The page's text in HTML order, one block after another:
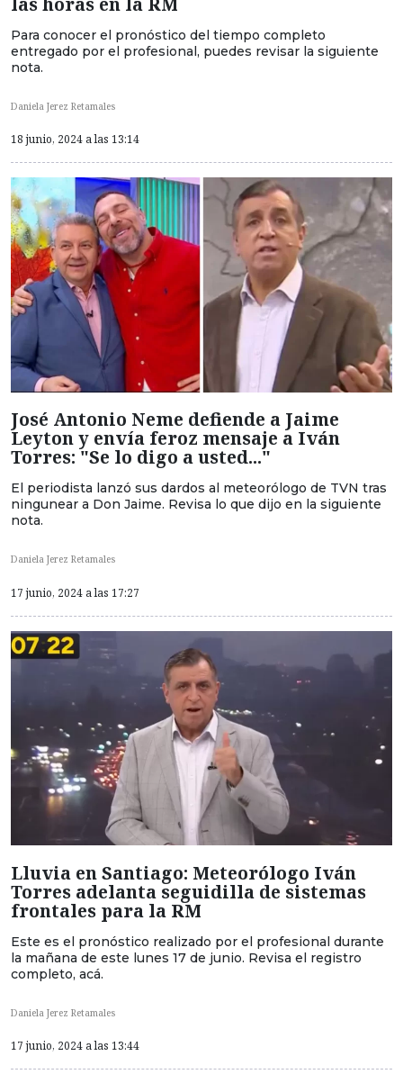
Para conocer el pronóstico del tiempo completo
entregado por el profesional, puedes revisar la siguiente
nota.
Daniela Jerez Retamales
18 junio, 2024 a las 13:14
José Antonio Neme defiende a Jaime
Leyton y envía feroz mensaje a Iván
Torres: "Se lo digo a usted..."
El periodista lanzó sus dardos al meteorólogo de TVN tras
ningunear a Don Jaime. Revisa lo que dijo en la siguiente
nota.
Daniela Jerez Retamales
17 junio, 2024 a las 17:27
Lluvia en Santiago: Meteorólogo Iván
Torres adelanta seguidilla de sistemas
frontales para la RM
Este es el pronóstico realizado por el profesional durante
la mañana de este lunes 17 de junio. Revisa el registro
completo, acá.
Daniela Jerez Retamales
17 junio, 2024 a las 13:44